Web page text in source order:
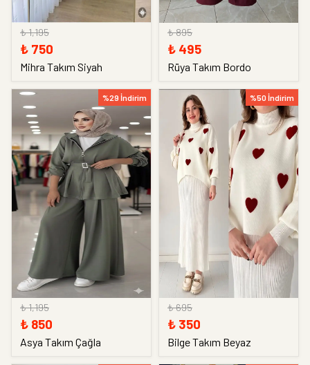
₺ 1,195
₺ 750
Mihra Takım Siyah
₺ 895
₺ 495
Rüya Takım Bordo
%29 İndirim
₺ 1,195
₺ 850
Asya Takım Çağla
%50 İndirim
₺ 695
₺ 350
Bilge Takım Beyaz